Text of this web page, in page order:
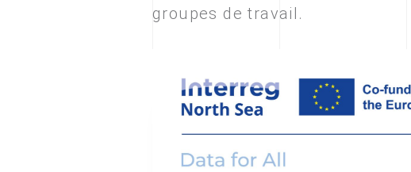
groupes de travail.